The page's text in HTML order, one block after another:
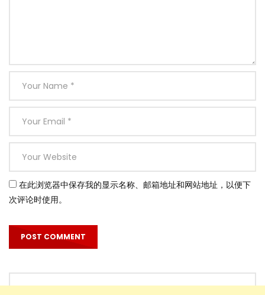
在此浏览器中保存我的显示名称、邮箱地址和网站地址，以便下
次评论时使用。